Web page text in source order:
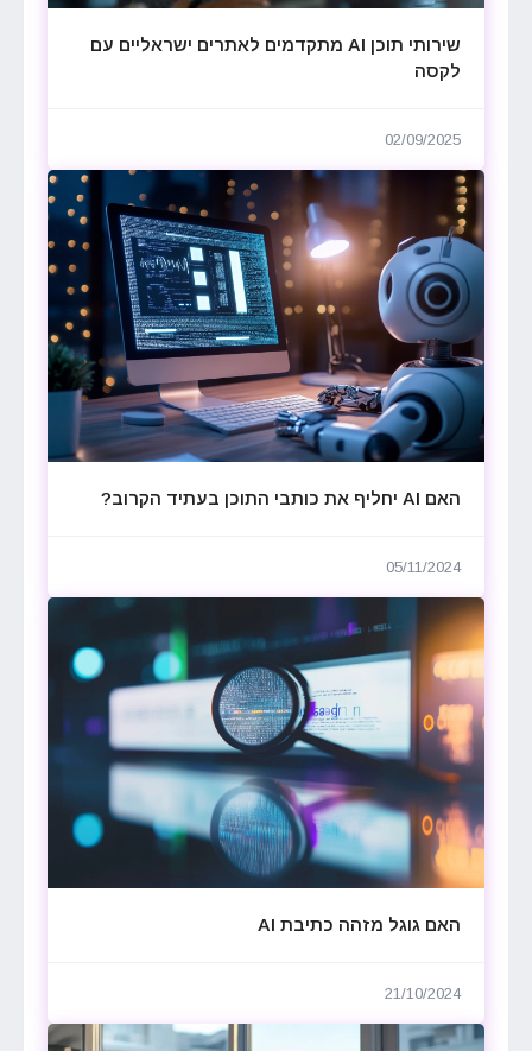
שירותי תוכן AI מתקדמים לאתרים ישראליים עם
לקסה
02/09/2025
האם AI יחליף את כותבי התוכן בעתיד הקרוב?
05/11/2024
האם גוגל מזהה כתיבת AI
21/10/2024